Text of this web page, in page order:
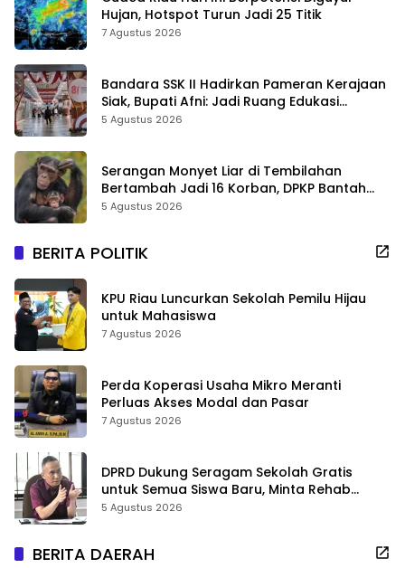
Hujan, Hotspot Turun Jadi 25 Titik
7 Agustus 2026
Bandara SSK II Hadirkan Pameran Kerajaan
Siak, Bupati Afni: Jadi Ruang Edukasi
Sejarah Riau
5 Agustus 2026
Serangan Monyet Liar di Tembilahan
Bertambah Jadi 16 Korban, DPKP Bantah
Video Gerombolan Viral
5 Agustus 2026
BERITA POLITIK
KPU Riau Luncurkan Sekolah Pemilu Hijau
untuk Mahasiswa
7 Agustus 2026
Perda Koperasi Usaha Mikro Meranti
Perluas Akses Modal dan Pasar
7 Agustus 2026
DPRD Dukung Seragam Sekolah Gratis
untuk Semua Siswa Baru, Minta Rehab
Sekolah Jangan Dikurangi
5 Agustus 2026
BERITA DAERAH